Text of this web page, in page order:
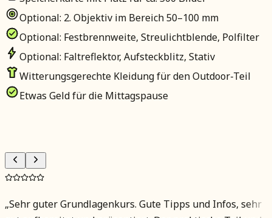
Optional: 2. Objektiv im Bereich 50–100 mm
Optional: Festbrennweite, Streulichtblende, Polfilter
Optional: Faltreflektor, Aufsteckblitz, Stativ
Witterungsgerechte Kleidung für den Outdoor-Teil
Etwas Geld für die Mittagspause
„Sehr guter Grundlagenkurs. Gute Tipps und Infos, sehr